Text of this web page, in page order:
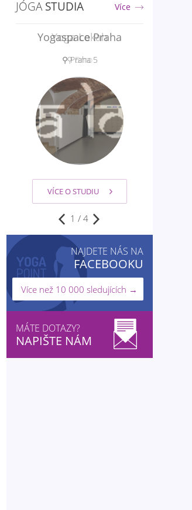
JÓGASTUDIA Více
Yoga Lokah
⚲ Brno
VÍCE O STUDIU
2 / 4
NAJDETE NÁS NA
FACEBOOKU
Více než 10 000 sledujících →
MÁTE DOTAZY?
NAPIŠTE NÁM